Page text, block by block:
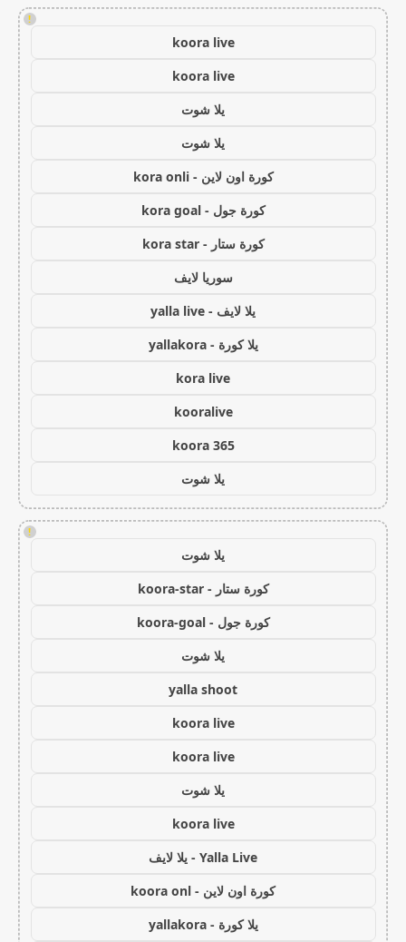
!
koora live
koora live
يلا شوت
يلا شوت
كورة اون لاين - kora onli
كورة جول - kora goal
كورة ستار - kora star
سوريا لايف
يلا لايف - yalla live
يلا كورة - yallakora
kora live
kooralive
koora 365
يلا شوت
!
يلا شوت
كورة ستار - koora-star
كورة جول - koora-goal
يلا شوت
yalla shoot
koora live
koora live
يلا شوت
koora live
Yalla Live - يلا لايف
كورة اون لاين - koora onl
يلا كورة - yallakora